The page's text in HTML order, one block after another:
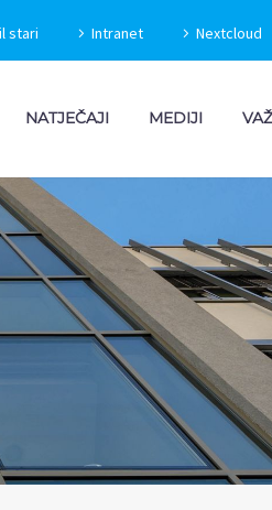
stari Intranet Nextcloud
NATJEČAJI MEDIJI